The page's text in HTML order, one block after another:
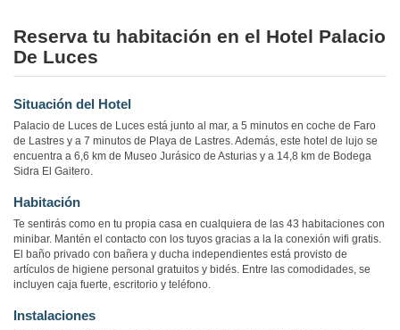
Reserva tu habitación en el Hotel Palacio
De Luces
Situación del Hotel
Palacio de Luces de Luces está junto al mar, a 5 minutos en coche de Faro
de Lastres y a 7 minutos de Playa de Lastres. Además, este hotel de lujo se
encuentra a 6,6 km de Museo Jurásico de Asturias y a 14,8 km de Bodega
Sidra El Gaitero.
Habitación
Te sentirás como en tu propia casa en cualquiera de las 43 habitaciones con
minibar. Mantén el contacto con los tuyos gracias a la la conexión wifi gratis.
El baño privado con bañera y ducha independientes está provisto de
artículos de higiene personal gratuitos y bidés. Entre las comodidades, se
incluyen caja fuerte, escritorio y teléfono.
Instalaciones